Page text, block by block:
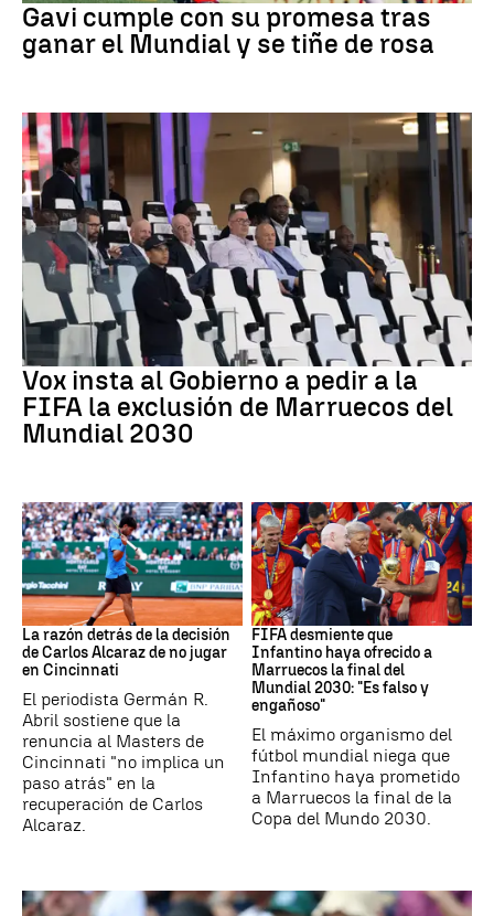
Gavi cumple con su promesa tras
ganar el Mundial y se tiñe de rosa
Mundial 2030
Vox insta al Gobierno a pedir a la
FIFA la exclusión de Marruecos del
Mundial 2030
Tenis
La razón detrás de la decisión
de Carlos Alcaraz de no jugar
en Cincinnati
El periodista Germán R.
Abril sostiene que la
renuncia al Masters de
Cincinnati "no implica un
paso atrás" en la
recuperación de Carlos
Alcaraz.
Mundial 2030
FIFA desmiente que
Infantino haya ofrecido a
Marruecos la final del
Mundial 2030: "Es falso y
engañoso"
El máximo organismo del
fútbol mundial niega que
Infantino haya prometido
a Marruecos la final de la
Copa del Mundo 2030.